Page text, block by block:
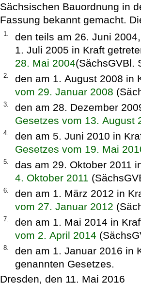
Sächsischen Bauordnung in
Fassung bekannt gemacht.
1.
den teils am 26. Juni
1. Juli 2005 in Kraft
28. Mai 2004(SächsGVBl.
2.
den am 1. August 2008 in
vom 29. Januar 2008
3.
den am 28. Dezember
Gesetzes vom 13. August
4.
den am 5. Juni 2010 in
Gesetzes vom 19. Mai
5.
das am 29. Oktober 2011
4. Oktober 2011
6.
den am 1. März 2012 in
vom 27. Januar 2012
7.
den am 1. Mai 2014 in
vom 2. April 2014
8.
den am 1. Januar 2016 in
genannten Gesetzes.
Dresden, den 11. Mai 2016